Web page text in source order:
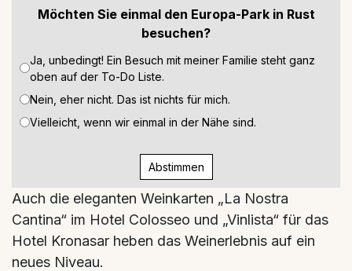
Möchten Sie einmal den Europa-Park in Rust
besuchen?
Ja, unbedingt! Ein Besuch mit meiner Familie steht ganz
oben auf der To-Do Liste.
Nein, eher nicht. Das ist nichts für mich.
Vielleicht, wenn wir einmal in der Nähe sind.
Abstimmen
Auch die eleganten Weinkarten „La Nostra
Cantina“ im Hotel Colosseo und „Vinlista“ für das
Hotel Kronasar heben das Weinerlebnis auf ein
neues Niveau.